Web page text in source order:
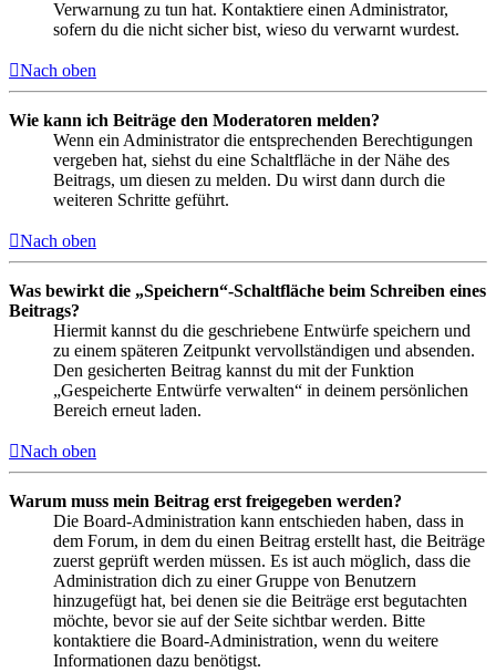
Verwarnung zu tun hat. Kontaktiere einen Administrator,
sofern du die nicht sicher bist, wieso du verwarnt wurdest.
Nach oben
Wie kann ich Beiträge den Moderatoren melden?
Wenn ein Administrator die entsprechenden Berechtigungen
vergeben hat, siehst du eine Schaltfläche in der Nähe des
Beitrags, um diesen zu melden. Du wirst dann durch die
weiteren Schritte geführt.
Nach oben
Was bewirkt die „Speichern“-Schaltfläche beim Schreiben eines
Beitrags?
Hiermit kannst du die geschriebene Entwürfe speichern und
zu einem späteren Zeitpunkt vervollständigen und absenden.
Den gesicherten Beitrag kannst du mit der Funktion
„Gespeicherte Entwürfe verwalten“ in deinem persönlichen
Bereich erneut laden.
Nach oben
Warum muss mein Beitrag erst freigegeben werden?
Die Board-Administration kann entschieden haben, dass in
dem Forum, in dem du einen Beitrag erstellt hast, die Beiträge
zuerst geprüft werden müssen. Es ist auch möglich, dass die
Administration dich zu einer Gruppe von Benutzern
hinzugefügt hat, bei denen sie die Beiträge erst begutachten
möchte, bevor sie auf der Seite sichtbar werden. Bitte
kontaktiere die Board-Administration, wenn du weitere
Informationen dazu benötigst.